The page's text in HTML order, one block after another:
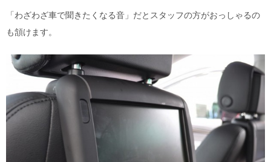
「わざわざ車で聞きたくなる音」だとスタッフの方がおっしゃるの
も頷けます。